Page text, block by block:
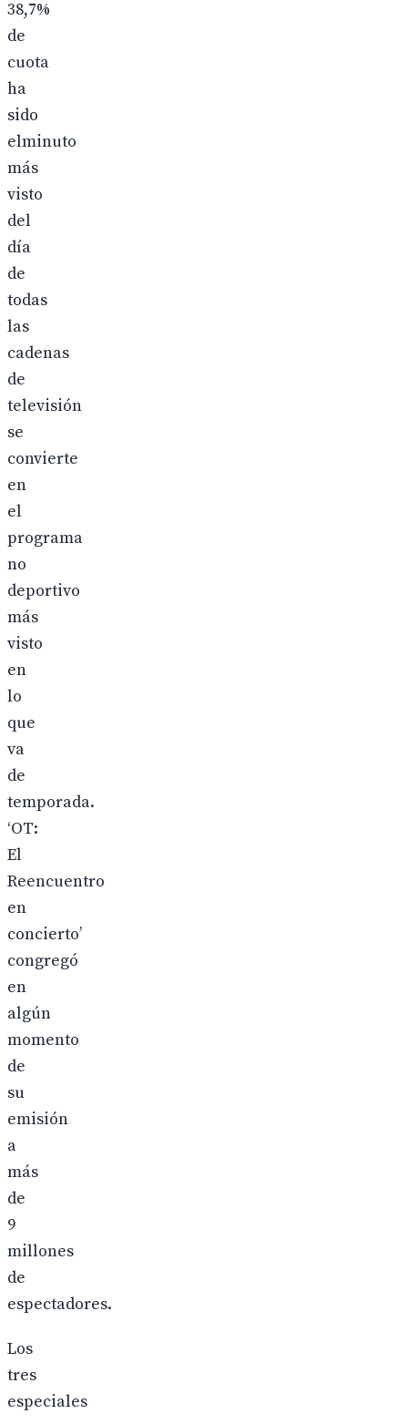
38,7%
de
cuota
ha
sido
elminuto
más
visto
del
día
de
todas
las
cadenas
de
televisión
se
convierte
en
el
programa
no
deportivo
más
visto
en
lo
que
va
de
temporada.
‘OT:
El
Reencuentro
en
concierto’
congregó
en
algún
momento
de
su
emisión
a
más
de
9
millones
de
espectadores.
Los
tres
especiales